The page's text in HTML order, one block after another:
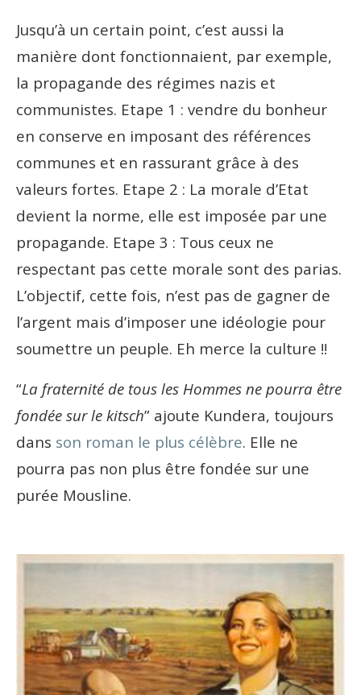
Jusqu’à un certain point, c’est aussi la
manière dont fonctionnaient, par exemple,
la propagande des régimes nazis et
communistes. Etape 1 : vendre du bonheur
en conserve en imposant des références
communes et en rassurant grâce à des
valeurs fortes. Etape 2 : La morale d’Etat
devient la norme, elle est imposée par une
propagande. Etape 3 : Tous ceux ne
respectant pas cette morale sont des parias.
L’objectif, cette fois, n’est pas de gagner de
l’argent mais d’imposer une idéologie pour
soumettre un peuple. Eh merce la culture !!
“La fraternité de tous les Hommes ne pourra être
fondée sur le kitsch” ajoute Kundera, toujours
dans son roman le plus célèbre. Elle ne
pourra pas non plus être fondée sur une
purée Mousline.